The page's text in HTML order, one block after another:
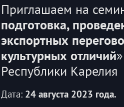
Приглашаем на
подготовка,
экспортных
культурных отличий
Республики Карелия
Дата: 24 августа 2023 года.